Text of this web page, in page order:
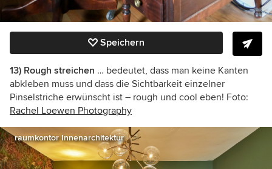
Speichern
13) Rough streichen … bedeutet, dass man keine Kanten
abkleben muss und dass die Sichtbarkeit einzelner
Pinselstriche erwünscht ist – rough und cool eben! Foto:
Rachel Loewen Photography
raumkontor Innenarchitektur